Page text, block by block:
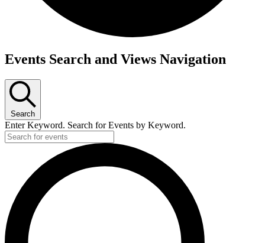
Events Search and Views Navigation
Search
Enter Keyword. Search for Events by Keyword.